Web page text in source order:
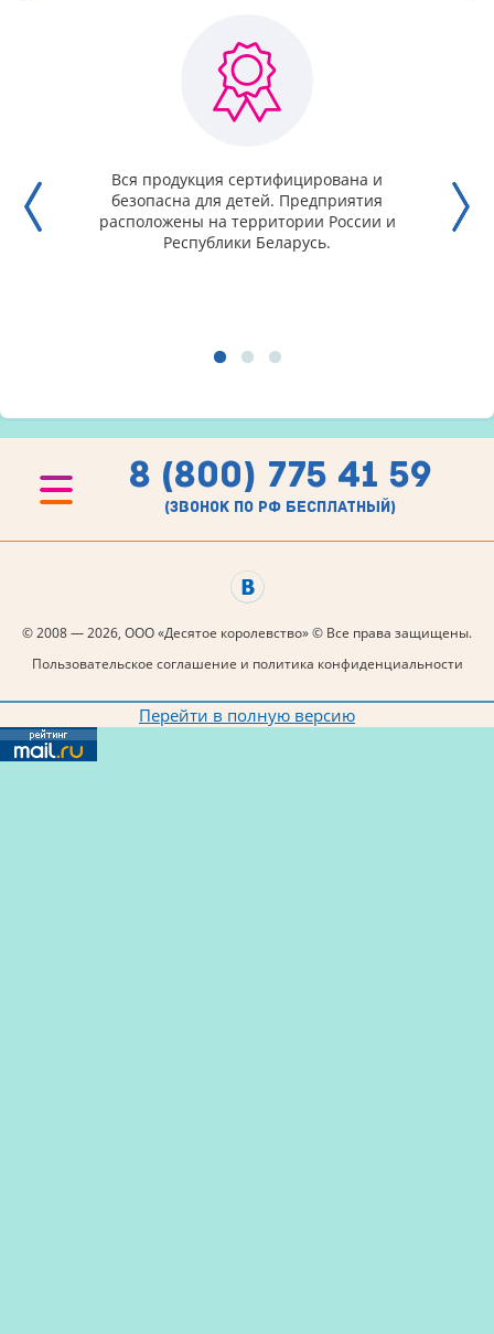
Вся продукция сертифицирована и
безопасна для детей. Предприятия
расположены на территории России и
Республики Беларусь.
8 (800) 775 41 59
(звонок по рф бесплатный)
© 2008 — 2026, ООО «Десятое королевство» © Все права защищены.
Пользовательское соглашение и политика конфиденциальности
Перейти в полную версию